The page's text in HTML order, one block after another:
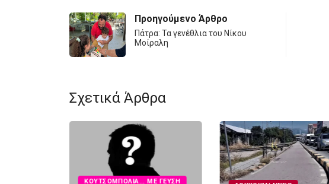
Προηγούμενο Άρθρο
Πάτρα: Τα γενέθλια του Νίκου
Μοίραλη
Σχετικά Άρθρα
ΚΟΥΤΣΟΜΠΟΛΙΆ... ΜΕ ΓΕΎΣΗ